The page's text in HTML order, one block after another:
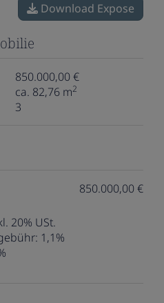
Download Expose
850.000,00 €
ca. 82,76 m2
3
850.000,00 €
20% USt.
1,1%